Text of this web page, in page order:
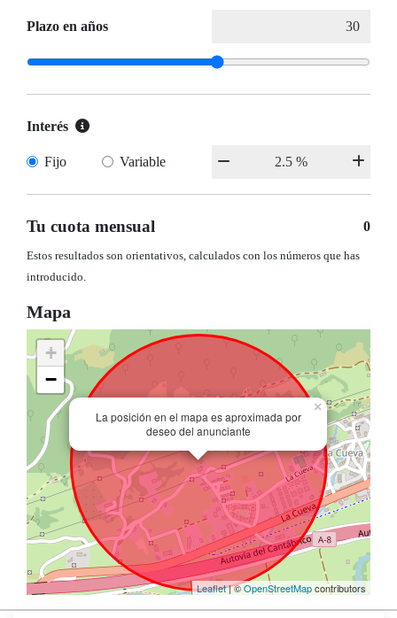
Plazo en años
Interés
Fijo Variable
Tu cuota mensual 0
Estos resultados son orientativos, calculados con los números que has
introducido.
Mapa
La posición en el mapa es aproximada por
deseo del anunciante
×
+
−
Leaflet| ©OpenStreetMapcontributors